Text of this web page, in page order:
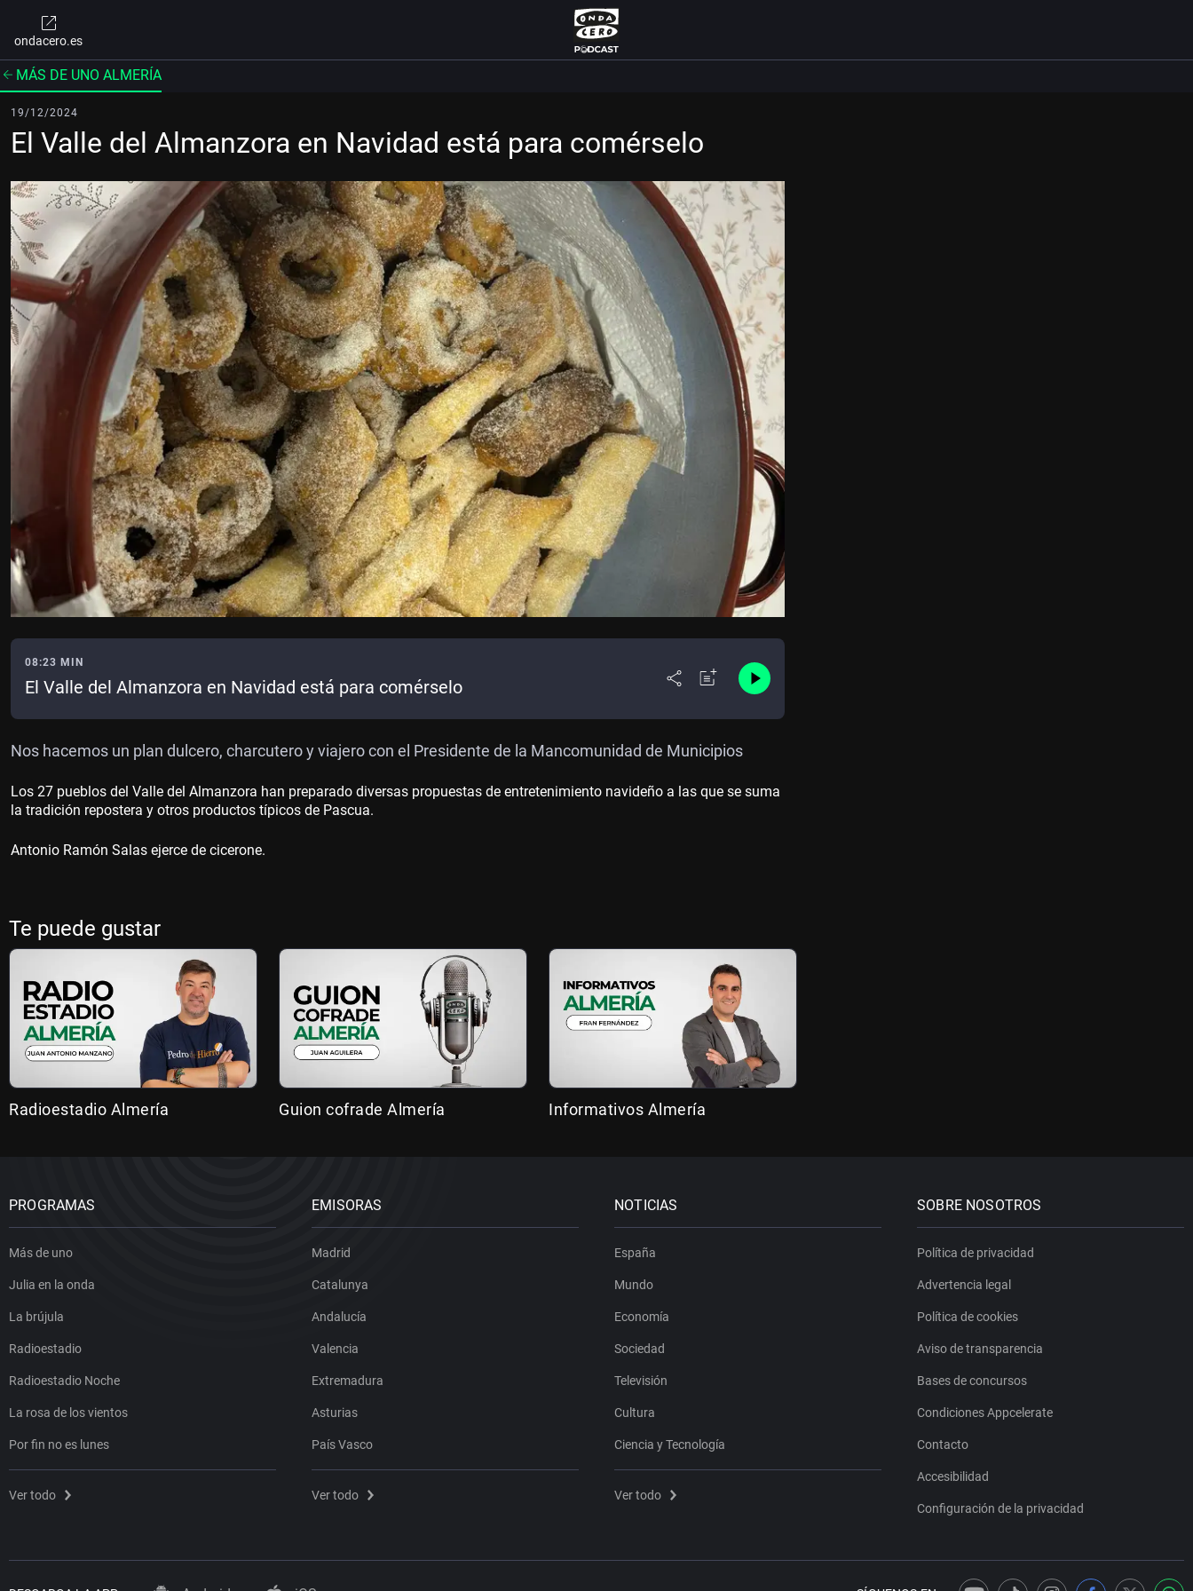
ondacero.es
MÁS DE UNO ALMERÍA
19/12/2024
El Valle del Almanzora en Navidad está para comérselo
08:23 MIN
El Valle del Almanzora en Navidad está para comérselo
Nos hacemos un plan dulcero, charcutero y viajero con el Presidente de la Mancomunidad de Municipios
Los 27 pueblos del Valle del Almanzora han preparado diversas propuestas de entretenimiento navideño a las que se suma
la tradición repostera y otros productos típicos de Pascua.
Antonio Ramón Salas ejerce de cicerone.
Te puede gustar
Radioestadio Almería Guion cofrade Almería Informativos Almería
PROGRAMAS
Más de uno
Julia en la onda
La brújula
Radioestadio
Radioestadio Noche
La rosa de los vientos
Por fin no es lunes
Ver todo
EMISORAS
Madrid
Catalunya
Andalucía
Valencia
Extremadura
Asturias
País Vasco
Ver todo
NOTICIAS
España
Mundo
Economía
Sociedad
Televisión
Cultura
Ciencia y Tecnología
Ver todo
SOBRE NOSOTROS
Política de privacidad
Advertencia legal
Política de cookies
Aviso de transparencia
Bases de concursos
Condiciones Appcelerate
Contacto
Accesibilidad
Configuración de la privacidad